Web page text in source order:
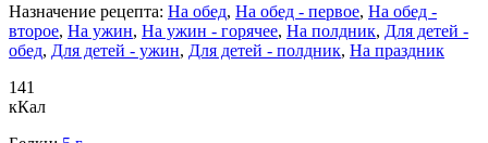
Назначение рецепта: На обед, На обед - первое, На обед -
второе, На ужин, На ужин - горячее, На полдник, Для детей -
обед, Для детей - ужин, Для детей - полдник, На праздник
141
кКал